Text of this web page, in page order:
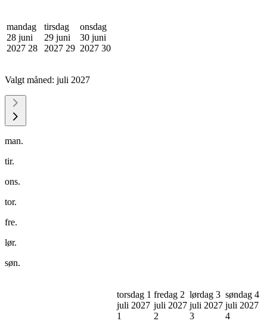
mandag
28 juni
2027 28
tirsdag
29 juni
2027 29
onsdag
30 juni
2027 30
Valgt måned: juli 2027
man.
tir.
ons.
tor.
fre.
lør.
søn.
torsdag 1
juli 2027
1
fredag 2
juli 2027
2
lørdag 3
juli 2027
3
søndag 4
juli 2027
4